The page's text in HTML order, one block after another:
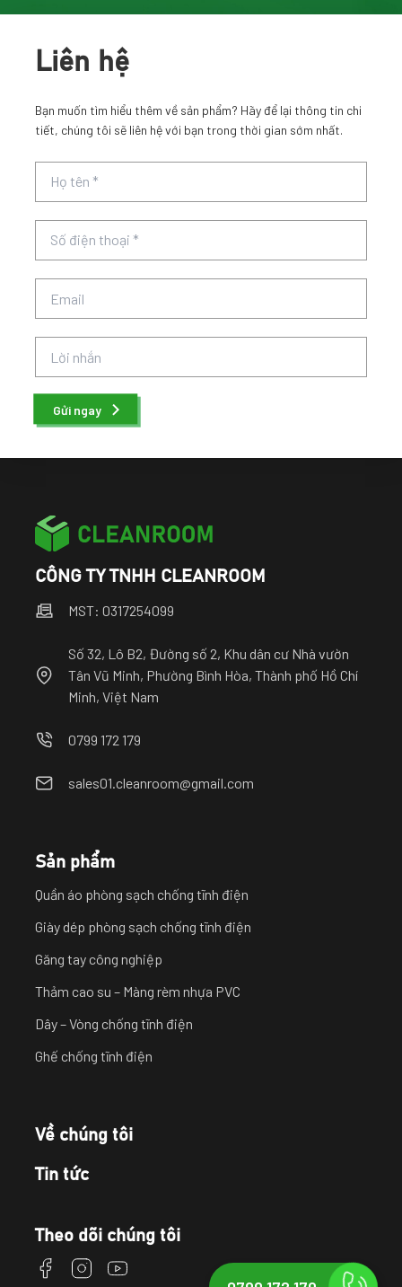
Liên hệ
Bạn muốn tìm hiểu thêm về sản phẩm? Hãy để lại thông tin chi
tiết, chúng tôi sẽ liên hệ với bạn trong thời gian sớm nhất.
Gửi ngay
CÔNG TY TNHH CLEANROOM
MST: 0317254099
Số 32, Lô B2, Đường số 2, Khu dân cư Nhà vườn
Tân Vũ Minh, Phường Bình Hòa, Thành phố Hồ Chí
Minh, Việt Nam
0799 172 179
sales01.cleanroom@gmail.com
Sản phẩm
Quần áo phòng sạch chống tĩnh điện
Giày dép phòng sạch chống tĩnh điện
Găng tay công nghiệp
Thảm cao su – Màng rèm nhựa PVC
Dây – Vòng chống tĩnh điện
Ghế chống tĩnh điện
Về chúng tôi
Tin tức
Theo dõi chúng tôi